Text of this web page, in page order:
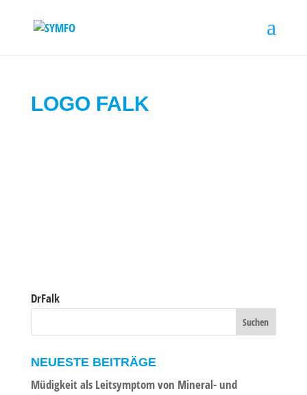
LOGO FALK
DrFalk
NEUESTE BEITRÄGE
Müdigkeit als Leitsymptom von Mineral- und